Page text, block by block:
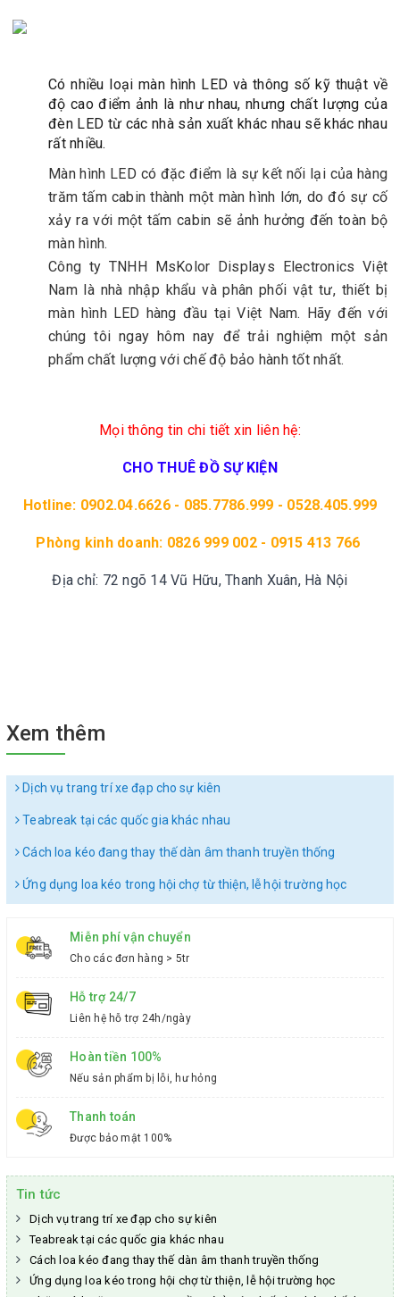
Có nhiều loại màn hình LED và thông số kỹ thuật về
độ cao điểm ảnh là như nhau, nhưng chất lượng của
đèn LED từ các nhà sản xuất khác nhau sẽ khác nhau
rất nhiều.
Màn hình LED có đặc điểm là sự kết nối lại của hàng
trăm tấm cabin thành một màn hình lớn, do đó sự cố
xảy ra với một tấm cabin sẽ ảnh hưởng đến toàn bộ
màn hình.
Công ty TNHH MsKolor Displays Electronics Việt
Nam là nhà nhập khẩu và phân phối vật tư, thiết bị
màn hình LED hàng đầu tại Việt Nam. Hãy đến với
chúng tôi ngay hôm nay để trải nghiệm một sản
phẩm chất lượng với chế độ bảo hành tốt nhất.
Mọi thông tin chi tiết xin liên hệ:
CHO THUÊ ĐỒ SỰ KIỆN
Hotline: 0902.04.6626 - 085.7786.999 - 0528.405.999
Phòng kinh doanh: 0826 999 002 - 0915 413 766
Địa chỉ: 72 ngõ 14 Vũ Hữu, Thanh Xuân, Hà Nội
Xem thêm
Dịch vụ trang trí xe đạp cho sự kiên
Teabreak tại các quốc gia khác nhau
Cách loa kéo đang thay thế dàn âm thanh truyền thống
Ứng dụng loa kéo trong hội chợ từ thiện, lễ hội trường học
Miễn phí vận chuyển
Cho các đơn hàng > 5tr
Hỗ trợ 24/7
Liên hệ hỗ trợ 24h/ngày
Hoàn tiền 100%
Nếu sản phẩm bị lỗi, hư hỏng
Thanh toán
Được bảo mật 100%
Tin tức
Dịch vụ trang trí xe đạp cho sự kiên
Teabreak tại các quốc gia khác nhau
Cách loa kéo đang thay thế dàn âm thanh truyền thống
Ứng dụng loa kéo trong hội chợ từ thiện, lễ hội trường học